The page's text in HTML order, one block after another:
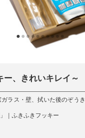
ー、きれいキレイ～
ガラス・壁、拭いた後のぞう
｜ふきふきフッキー